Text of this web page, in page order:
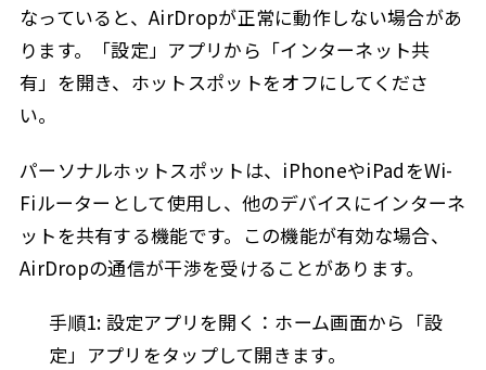
なっていると、AirDropが正常に動作しない場合があ
ります。「設定」アプリから「インターネット共
有」を開き、ホットスポットをオフにしてくださ
い。
パーソナルホットスポットは、iPhoneやiPadをWi-
Fiルーターとして使用し、他のデバイスにインターネ
ットを共有する機能です。この機能が有効な場合、
AirDropの通信が干渉を受けることがあります。
手順1: 設定アプリを開く：ホーム画面から「設
定」アプリをタップして開きます。